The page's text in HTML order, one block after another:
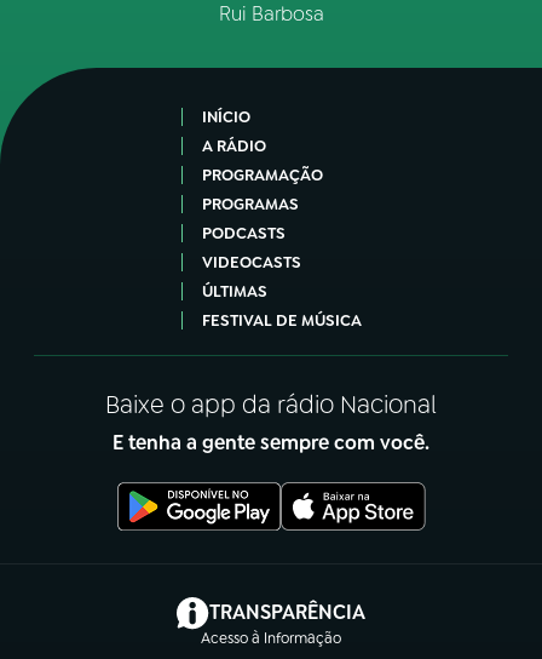
Rui Barbosa
INÍCIO
A RÁDIO
PROGRAMAÇÃO
PROGRAMAS
PODCASTS
VIDEOCASTS
ÚLTIMAS
FESTIVAL DE MÚSICA
Baixe o app da rádio Nacional
E tenha a gente sempre com você.
TRANSPARÊNCIA
Acesso à Informação
(abre em nova aba)